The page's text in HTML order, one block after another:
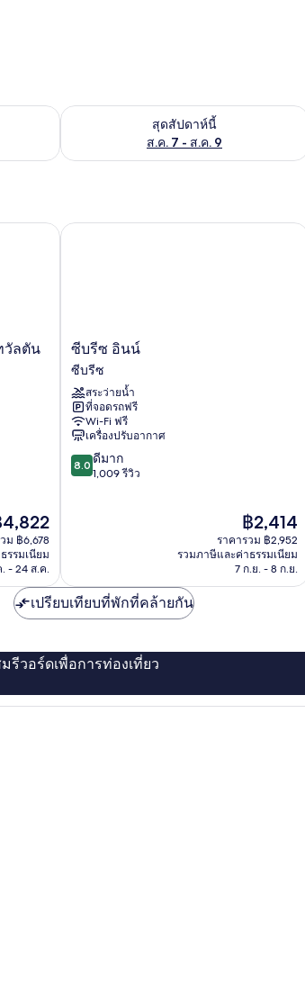
งนี้ ส.ค. 8 - ส.ค. 9
สุดสัปดาห์นี้
ส.ค. 7 - ส.ค. 9
ตรวจสอบจำนวนห้องพักว่างในสุดสัปด
วัลตัน
า
จุบัน
ม ฿6,678
รรมเนียม
- 24 ส.ค.
น บีช
ซี
บรีซ
อินน์
ซี
บรีซ
ซีบรีซ อินน์
ซีบรีซ
สระว่ายน้ำ
ที่จอดรถฟรี
Wi-Fi ฟรี
เครื่องปรับอากาศ
8.0
จาก
8.0 ดีมาก
1,009 รีวิว
ราคา
ปัจจุบัน
คือ
฿2,414
฿2,414
ราคารวม ฿2,952
รวมภาษีและค่าธรรมเนียม
7 ก.ย. - 8 ก.ย.
ซีบรีซ อินน์
เปรียบเทียบที่พักที่คล้ายกัน
รีวอร์ดเพื่อการท่องเที่ยว